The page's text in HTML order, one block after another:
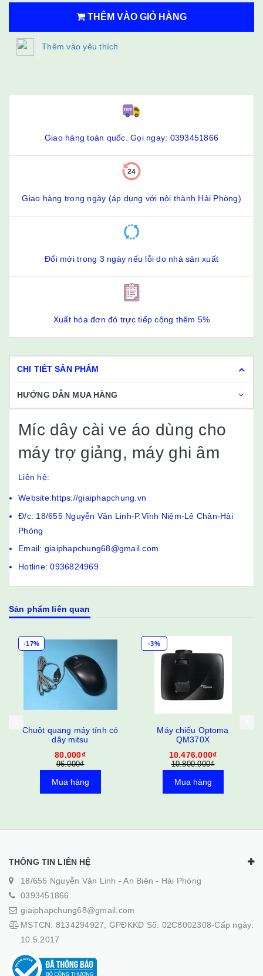
THÊM VÀO GIỎ HÀNG
Thêm vào yêu thích
Giao hàng toàn quốc. Gọi ngay: 0393451866
Giao hàng trong ngày (áp dụng với nội thành Hải Phòng)
Đổi mới trong 3 ngày nếu lỗi do nhà sản xuất
Xuất hóa đơn đỏ trực tiếp cộng thêm 5%
CHI TIẾT SẢN PHẨM
HƯỚNG DẪN MUA HÀNG
Míc dây cài ve áo dùng cho
máy trợ giảng, máy ghi âm
Liên hệ:
Website:https://giaiphapchung.vn
Đ/c: 18/655 Nguyễn Văn Linh-P.Vĩnh Niệm-Lê Chân-Hải
Phòng
Email: giaiphapchung68@gmail.com
Hotline: 0936824969
Sản phẩm liên quan
-17%
Chuột quang máy tính có
dây mitsu
80.000₫
96.000₫
Mua hàng
-3%
Máy chiếu Optoma
QM370X
10.476.000₫
10.800.000₫
Mua hàng
THÔNG TIN LIÊN HỆ
18/655 Nguyễn Văn Linh - An Biên - Hải Phòng
0393451866
giaiphapchung68@gmail.com
MSTCN: 8134294927; GPĐKKD Số: 02C8002308-Cấp ngày:
10.5.2017